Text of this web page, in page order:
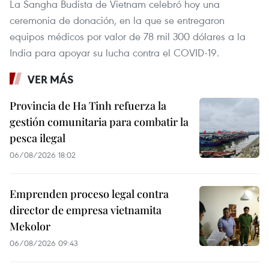
La Sangha Budista de Vietnam celebró hoy una
ceremonia de donación, en la que se entregaron
equipos médicos por valor de 78 mil 300 dólares a la
India para apoyar su lucha contra el COVID-19.
VER MÁS
Provincia de Ha Tinh refuerza la
gestión comunitaria para combatir la
pesca ilegal
06/08/2026 18:02
Emprenden proceso legal contra
director de empresa vietnamita
Mekolor
06/08/2026 09:43